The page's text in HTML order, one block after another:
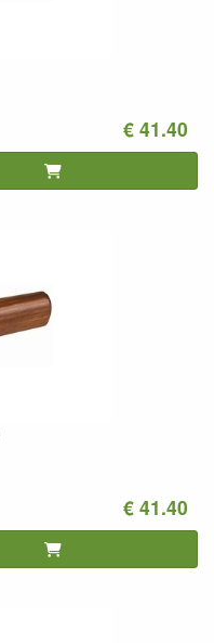
€ 41.40
€ 41.40